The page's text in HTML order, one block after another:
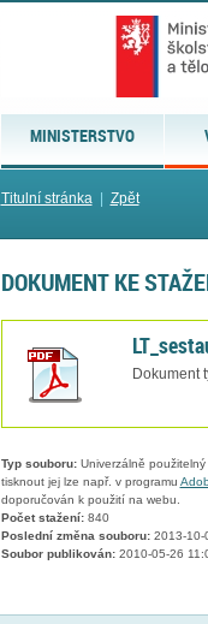
MINISTERSTVO
Titulní stránka| Zpět
DOKUMENT KE
Dokument
Typ souboru:Univerzálně použitelný
tisknout jej lze např. v programu
doporučován k použití na webu.
Počet stažení:840
Poslední změna souboru:2013-10-
Soubor publikován:2010-05-26